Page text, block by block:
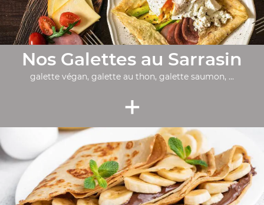
Nos Galettes au Sarrasin
galette végan, galette au thon, galette saumon, ...
+